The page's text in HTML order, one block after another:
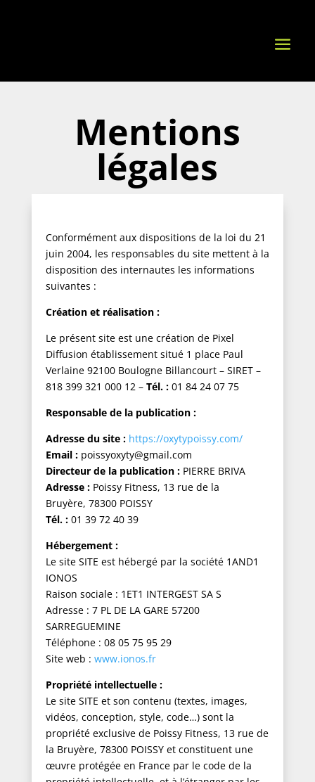
Mentions
légales
Conformément aux dispositions de la loi du 21
juin 2004, les responsables du site mettent à la
disposition des internautes les informations
suivantes :
Création et réalisation :
Le présent site est une création de Pixel
Diffusion établissement situé 1 place Paul
Verlaine 92100 Boulogne Billancourt – SIRET –
818 399 321 000 12 – Tél. :01 84 24 07 75
Responsable de la publication :
Adresse du site : https://oxytypoissy.com/
Email :poissyoxyty@gmail.com
Directeur de la publication :PIERRE BRIVA
Adresse :Poissy Fitness, 13 rue de la
Bruyère, 78300 POISSY
Tél. :01 39 72 40 39
Hébergement :
Le site SITE est hébergé par la société 1AND1
IONOS
Raison sociale : 1ET1 INTERGEST SA S
Adresse : 7 PL DE LA GARE 57200
SARREGUEMINE
Téléphone : 08 05 75 95 29
Site web : www.ionos.fr
Propriété intellectuelle :
Le site SITE et son contenu (textes, images,
vidéos, conception, style, code…) sont la
propriété exclusive de Poissy Fitness, 13 rue de
la Bruyère, 78300 POISSY et constituent une
œuvre protégée en France par le code de la